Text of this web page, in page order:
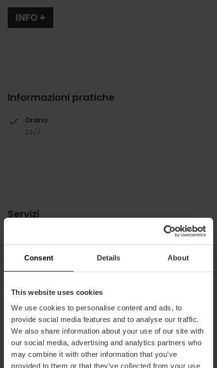
Consent Details About
This website uses cookies
We use cookies to personalise content and ads, to
provide social media features and to analyse our traffic.
We also share information about your use of our site with
our social media, advertising and analytics partners who
may combine it with other information that you’ve
provided to them or that they’ve collected from your use
INFO +
Informazioni pratiche
Orario
24/7
Servizi
Aria condizionata
Ascensore
Servicio lavandería